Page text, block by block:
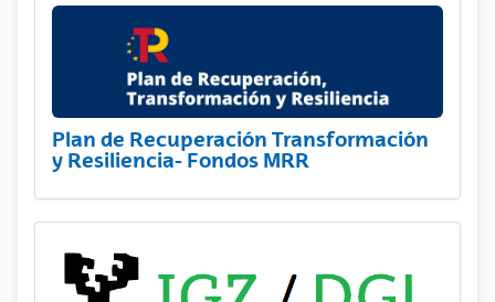
Plan de Recuperación Transformación
y Resiliencia- Fondos MRR